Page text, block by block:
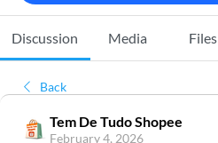
Discussion Media Files
Back
Tem De Tudo Shopee
February 4, 2026